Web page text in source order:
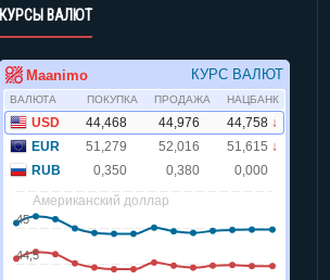
КУРСЫ ВАЛЮТ